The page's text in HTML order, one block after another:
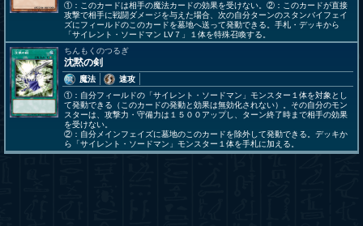
①：このカードは相手の魔法カードの効果を受けない。②：このカードが直接
攻撃で相手に戦闘ダメージを与えた場合、次の自分ターンのスタンバイフェイ
ズにフィールドのこのカードを墓地へ送って発動できる。手札・デッキから
「サイレント・ソードマン LV７」１体を特殊召喚する。
ちんもくのつるぎ
沈黙の剣
魔法
速攻
①：自分フィールドの「サイレント・ソードマン」モンスター１体を対象とし
て発動できる（このカードの発動と効果は無効化されない）。その自分のモン
スターは、攻撃力・守備力は１５００アップし、ターン終了時まで相手の効果
を受けない。
②：自分メインフェイズに墓地のこのカードを除外して発動できる。デッキか
ら「サイレント・ソードマン」モンスター１体を手札に加える。